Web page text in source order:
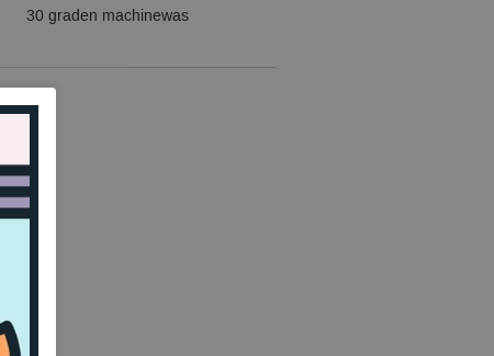
30 graden machinewas